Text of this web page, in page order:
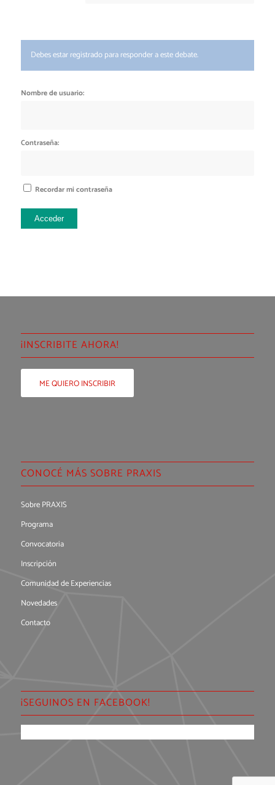
Debes estar registrado para responder a este debate.
Nombre de usuario:
Contraseña:
Recordar mi contraseña
Acceder
¡INSCRIBITE AHORA!
ME QUIERO INSCRIBIR
CONOCÉ MÁS SOBRE PRAXIS
Sobre PRAXIS
Programa
Convocatoria
Inscripción
Comunidad de Experiencias
Novedades
Contacto
¡SEGUINOS EN FACEBOOK!